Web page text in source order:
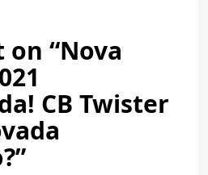
“Nova
CB Twister
”